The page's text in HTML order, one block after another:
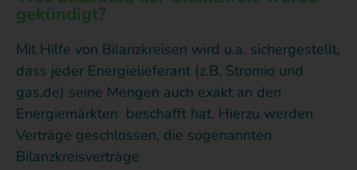
gekündigt?
Mit Hilfe von Bilanzkreisen wird u.a. sichergestellt,
dass jeder Energielieferant (z.B. Stromio und
gas.de) seine Mengen auch exakt an den
Energiemärkten beschafft hat. Hierzu werden
Verträge geschlossen, die sogenannten
Bilanzkreisverträge